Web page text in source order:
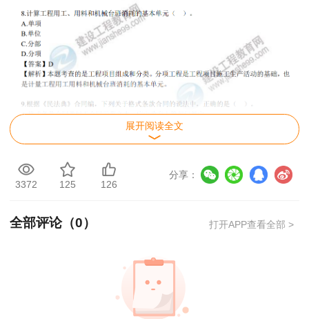
展开阅读全文
3372 125 126
分享：
全部评论（0） 打开APP查看全部 >
老师的课讲的真好，谢谢王英老师
用户m4****68
李娜老师优秀
用户m1****96
老师讲得非常好，老师在讲义上分析书写的时候尽量
写正楷一点就更完美了
三个字讲得好
真的是把学习变成自己能理解的语言最重要！